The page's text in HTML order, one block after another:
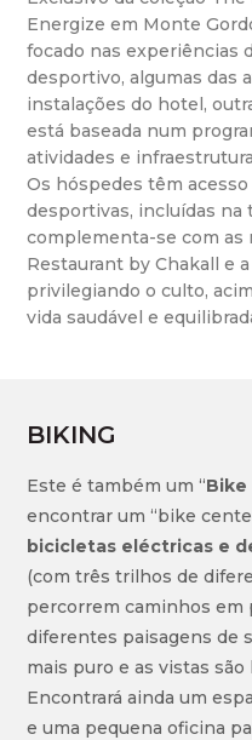
Energize em Monte
focado nas experiências
desportivo, algumas das
instalações do hotel,
está baseada num
atividades e
Os hóspedes têm
desportivas, incluídas na
complementa-se com as
Restaurant by Chakall e
privilegiando o culto,
vida saudável e
BIKING
Este é também um “
encontrar um “bike
bicicletas eléctricas e
(com três trilhos de
percorrem caminhos em
diferentes paisagens de
mais puro e as vistas são
Encontrará ainda um
e uma pequena oficina